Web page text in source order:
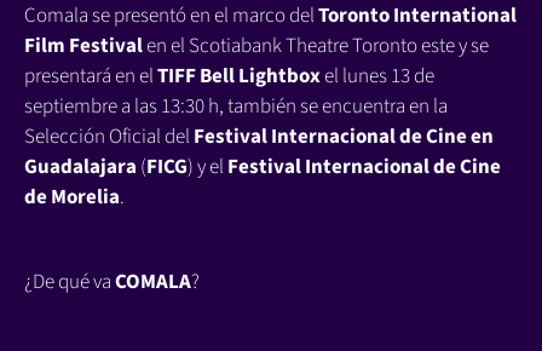
Comala se presentó en el marco delToronto International
Film Festivalen el Scotiabank Theatre Toronto este y se
presentará en elTIFF Bell Lightboxel lunes 13 de
septiembre a las 13:30 h, también se encuentra en la
Selección Oficial del Festival Internacional de Cine en
Guadalajara (FICG) y el Festival Internacional de Cine
de Morelia.
¿De qué vaCOMALA?